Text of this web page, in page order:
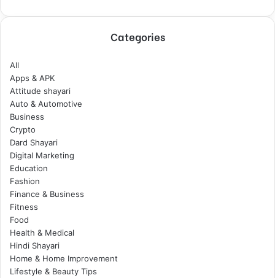
Categories
All
Apps & APK
Attitude shayari
Auto & Automotive
Business
Crypto
Dard Shayari
Digital Marketing
Education
Fashion
Finance & Business
Fitness
Food
Health & Medical
Hindi Shayari
Home & Home Improvement
Lifestyle & Beauty Tips